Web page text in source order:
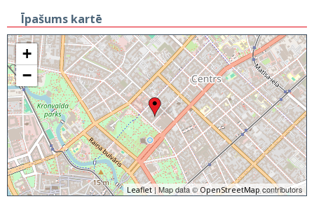
Īpašums kartē
+
−
Leaflet| Map data ©OpenStreetMapcontributors